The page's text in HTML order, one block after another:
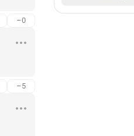
–0
–5